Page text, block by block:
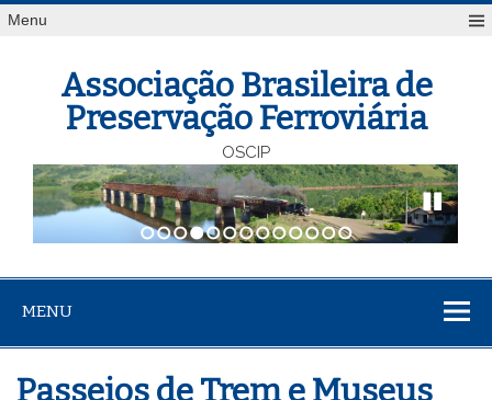
Menu
Associação Brasileira de
Preservação Ferroviária
OSCIP
1 2 3 4 5 6 7 8 910111213
MENU
Passeios de Trem e Museus